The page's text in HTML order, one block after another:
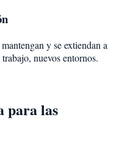
y se extiendan a
nuevos entornos.
para las